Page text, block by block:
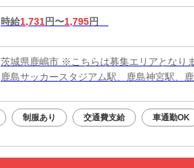
時給1,731円〜1,795円
茨城県鹿嶋市 ※こちらは募集エリアとなりま
鹿島サッカースタジアム駅、鹿島神宮駅、
制服あり 交通費支給 車通勤OK